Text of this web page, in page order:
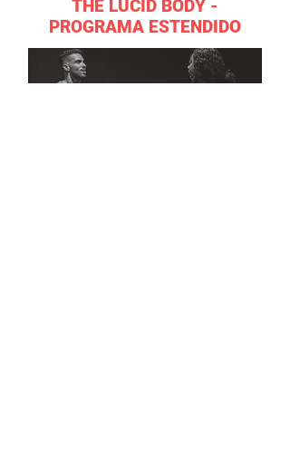
THE LUCID BODY -
PROGRAMA ESTENDIDO